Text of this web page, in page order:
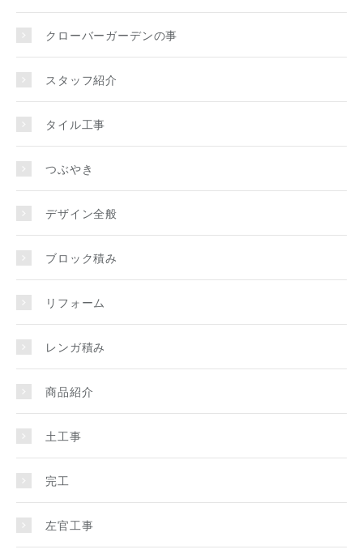
クローバーガーデンの事
スタッフ紹介
タイル工事
つぶやき
デザイン全般
ブロック積み
リフォーム
レンガ積み
商品紹介
土工事
完工
左官工事